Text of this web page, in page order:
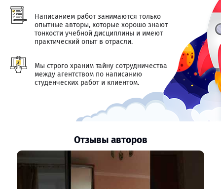
Написанием работ занимаются только
опытные авторы, которые хорошо знают
тонкости учебной дисциплины и имеют
практический опыт в отрасли.
Мы строго храним тайну сотрудничества
между агентством по написанию
студенческих работ и клиентом.
Отзывы авторов